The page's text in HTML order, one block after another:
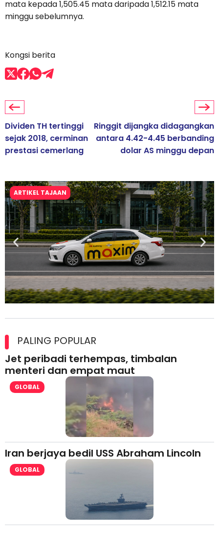
mata kepada 1,505.45 mata daripada 1,512.15 mata
minggu sebelumnya.
Kongsi berita
Dividen TH tertinggi
sejak 2018, cerminan
prestasi cemerlang
Ringgit dijangka didagangkan
antara 4.42-4.45 berbanding
dolar AS minggu depan
ARTIKEL TAJAAN
lesen separuh pertama 2026
PALING POPULAR
Jet peribadi terhempas, timbalan
menteri dan empat maut
GLOBAL
Iran berjaya bedil USS Abraham Lincoln
GLOBAL